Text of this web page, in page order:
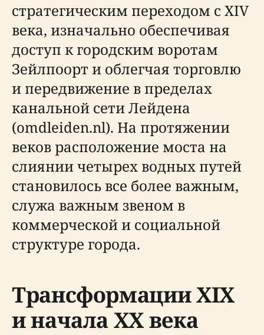
стратегическим переходом с XIV
века, изначально обеспечивая
доступ к городским воротам
Зейлпоорт и облегчая торговлю
и передвижение в пределах
канальной сети Лейдена
(omdleiden.nl). На протяжении
веков расположение моста на
слиянии четырех водных путей
становилось все более важным,
служа важным звеном в
коммерческой и социальной
структуре города.
Трансформации XIX
и начала XX века